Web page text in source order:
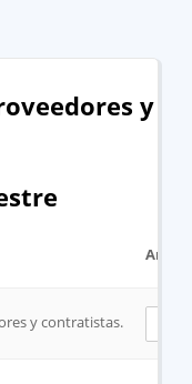
y
y contratistas.